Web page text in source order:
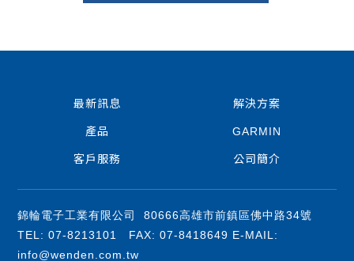
最新訊息 解決方案
產品 GARMIN
客戶服務 公司簡介
錦輪電子工業有限公司 80666高雄市前鎮區佛中路34號
TEL: 07-8213101 FAX: 07-8418649 E-MAIL:
info@wenden.com.tw